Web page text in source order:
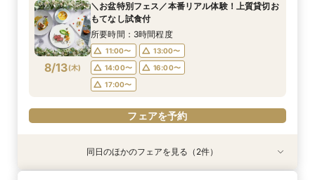
8/12( 水)
13:00〜
15:00〜
16:00〜
17:00〜
フェアを予約
8/12( 水)
11:00〜
14:00〜
16:00〜
17:00〜
フェアを予約
8/13(木)
＼お盆特別フェス／本番リアル体験！上質貸切お
もてなし試食付
所要時間：3時間程度
11:00〜
13:00〜
14:00〜
16:00〜
17:00〜
フェアを予約
衣装試着同日のほかのフェアを見る（2件）